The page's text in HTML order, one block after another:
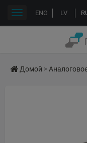
ENG LV
Переключить
Домой >